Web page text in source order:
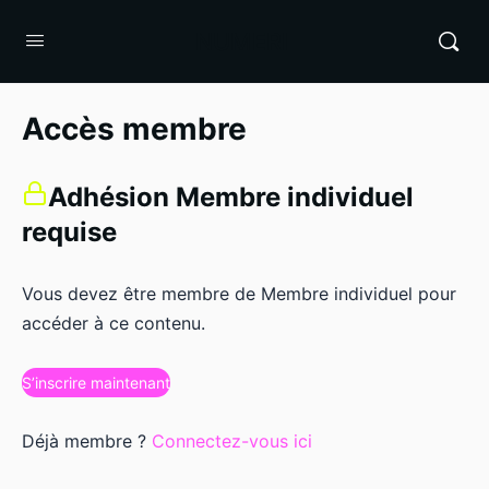
Accès membre
Adhésion Membre individuel
requise
Vous devez être membre de Membre individuel pour
accéder à ce contenu.
S’inscrire maintenant
Déjà membre ? Connectez-vous ici